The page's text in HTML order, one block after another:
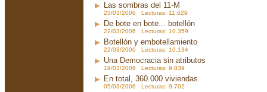
Las sombras del 11-M
23/03/2006 Lecturas: 11.629
De bote en bote... botellón
22/03/2006 Lecturas: 10.359
Botellón y embotellamiento
22/03/2006 Lecturas: 10.134
Una Democracia sin atributos
19/03/2006 Lecturas: 9.839
En total, 360.000 viviendas
05/03/2006 Lecturas: 9.702